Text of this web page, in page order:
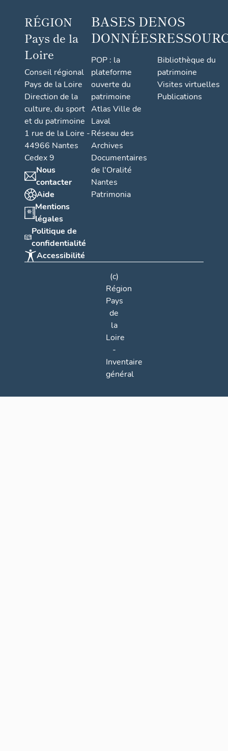
RÉGION
Pays de la
Loire
Conseil régional
Pays de la Loire
Direction de la
culture, du sport
et du patrimoine
1 rue de la Loire -
44966 Nantes
Cedex 9
Nous
contacter
Aide
Mentions
légales
Politique de
confidentialité
Accessibilité
BASES DE
DONNÉES
POP : la
plateforme
ouverte du
patrimoine
Atlas Ville de
Laval
Réseau des
Archives
Documentaires
de l'Oralité
Nantes
Patrimonia
NOS
Bibliothèque du
patrimoine
Visites virtuelles
Publications
(c)
Région
Pays
de
la
Loire
-
Inventaire
général